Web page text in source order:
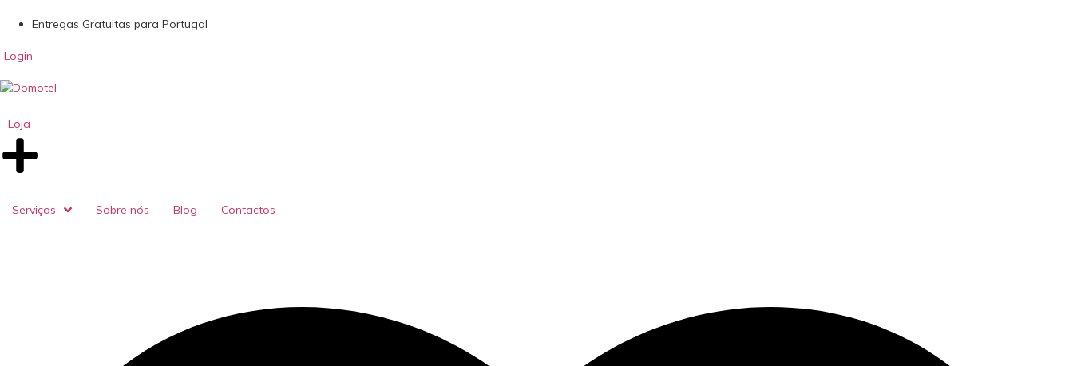
Entregas Gratuitas para Portugal
Login
Loja
Serviços Sobre nós Blog Contactos